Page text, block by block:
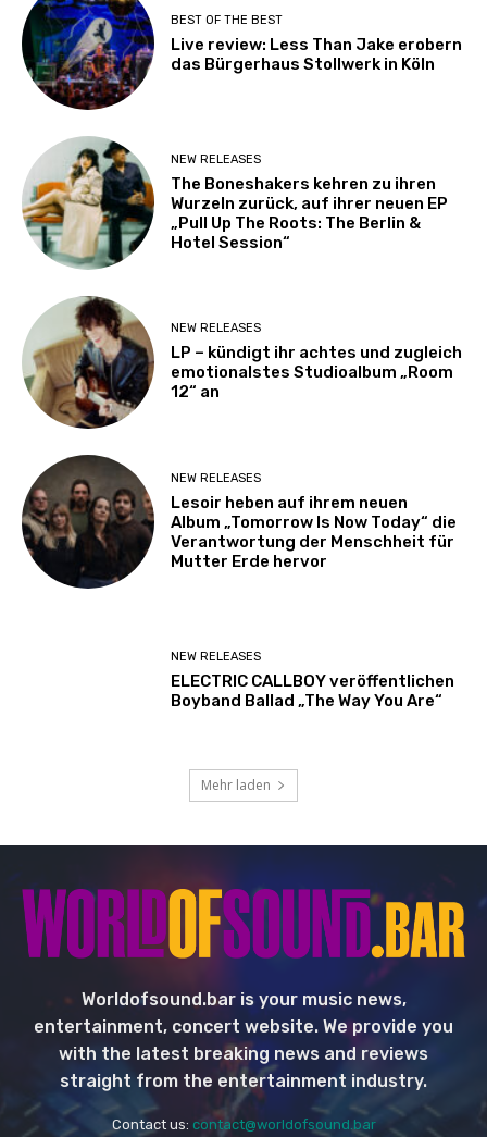
BEST OF THE BEST
Live review: Less Than Jake erobern
das Bürgerhaus Stollwerk in Köln
NEW RELEASES
The Boneshakers kehren zu ihren
Wurzeln zurück, auf ihrer neuen EP
„Pull Up The Roots: The Berlin &
Hotel Session“
NEW RELEASES
LP – kündigt ihr achtes und zugleich
emotionalstes Studioalbum „Room
12“ an
NEW RELEASES
Lesoir heben auf ihrem neuen
Album „Tomorrow Is Now Today“ die
Verantwortung der Menschheit für
Mutter Erde hervor
NEW RELEASES
ELECTRIC CALLBOY veröffentlichen
Boyband Ballad „The Way You Are“
Mehr laden
Worldofsound.bar is your music news,
entertainment, concert website. We provide you
with the latest breaking news and reviews
straight from the entertainment industry.
Contact us: contact@worldofsound.bar